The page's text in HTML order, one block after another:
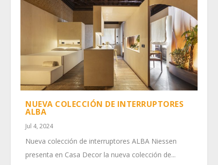
NUEVA COLECCIÓN DE INTERRUPTORES
ALBA
Jul 4, 2024
Nueva colección de interruptores ALBA Niessen
presenta en Casa Decor la nueva colección de...